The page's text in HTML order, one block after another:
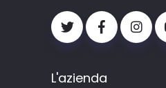
L'azienda